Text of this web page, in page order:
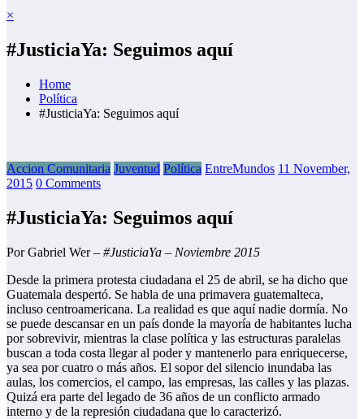
×
#JusticiaYa: Seguimos aquí
Home
Política
#JusticiaYa: Seguimos aquí
Accion Comunitaria Juventud Política EntreMundos 11 November,
2015 0 Comments
#JusticiaYa: Seguimos aquí
Por Gabriel Wer – #JusticiaYa – Noviembre 2015
Desde la primera protesta ciudadana el 25 de abril, se ha dicho que
Guatemala despertó. Se habla de una primavera guatemalteca,
incluso centroamericana. La realidad es que aquí nadie dormía. No
se puede descansar en un país donde la mayoría de habitantes lucha
por sobrevivir, mientras la clase política y las estructuras paralelas
buscan a toda costa llegar al poder y mantenerlo para enriquecerse,
ya sea por cuatro o más años. El sopor del silencio inundaba las
aulas, los comercios, el campo, las empresas, las calles y las plazas.
Quizá era parte del legado de 36 años de un conflicto armado
interno y de la represión ciudadana que lo caracterizó.